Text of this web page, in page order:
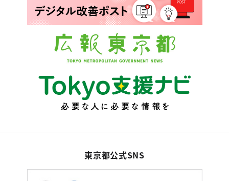
東京都公式SNS